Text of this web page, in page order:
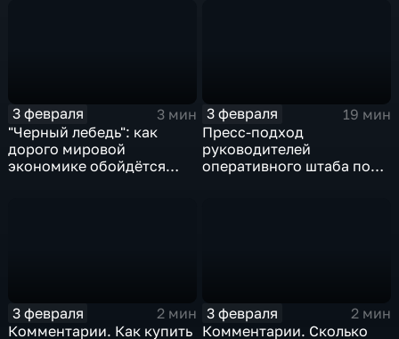
3 февраля
3 мин
"Черный лебедь": как
дорого мировой
экономике обойдётся
3 февраля
19 мин
Пресс-подход
руководителей
оперативного штаба по
3 февраля
2 мин
Комментарии. Как купить
3 февраля
2 мин
Комментарии. Сколько